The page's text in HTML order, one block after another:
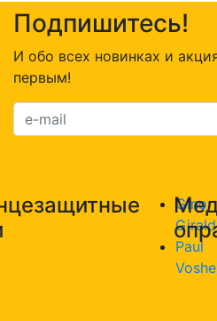
Подпишитесь!
И обо всех новинках и
первым!
Gino
Paul